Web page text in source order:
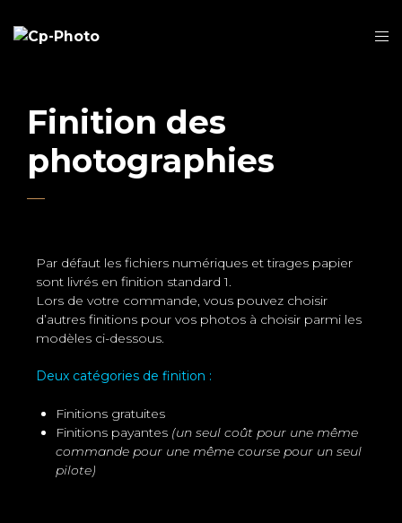
Finition des
photographies
Par défaut les fichiers numériques et tirages papier
sont livrés en finition standard 1.
Lors de votre commande, vous pouvez choisir
d’autres finitions pour vos photos à choisir parmi les
modèles ci-dessous.
Deux catégories de finition :
Finitions gratuites
Finitions payantes (un seul coût pour une même
commande pour une même course pour un seul
pilote)